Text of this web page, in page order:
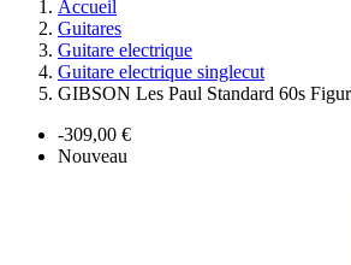
Accueil
Guitares
Guitare electrique
Guitare electrique singlecut
GIBSON Les Paul Standard 60s
-309,00 €
Nouveau